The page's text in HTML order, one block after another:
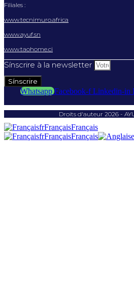
Filiales :
www.tecnimuro.africa
www.ayuf.sn
www.taohome.ci
Sínscrire à la newsletter
Sínscrire
Whatsapp Facebook-f Linkedin-in
Droits d'auteur 2026 -
frFrançaisFrançais
frFrançaisFrançais